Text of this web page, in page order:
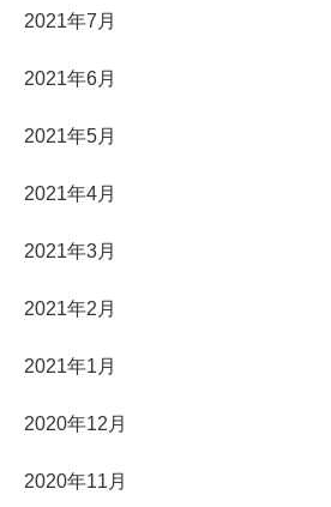
2021年7月
2021年6月
2021年5月
2021年4月
2021年3月
2021年2月
2021年1月
2020年12月
2020年11月